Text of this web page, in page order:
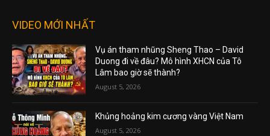
VIDEO MỚI NHẤT
Vụ án tham nhũng Sheng Thao – David
Duong đi về đâu? Mô hình XHCN của Tô
Lâm bao giờ sẽ thành?
August 5, 2026
Khủng hoảng kim cương vàng Việt Nam
August 5, 2026